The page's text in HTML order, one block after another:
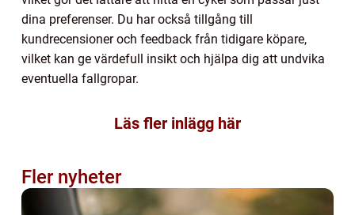
dina preferenser. Du har också tillgång till
kundrecensioner och feedback från tidigare köpare,
vilket kan ge värdefull insikt och hjälpa dig att undvika
eventuella fallgropar.
Läs fler inlägg här
Fler nyheter